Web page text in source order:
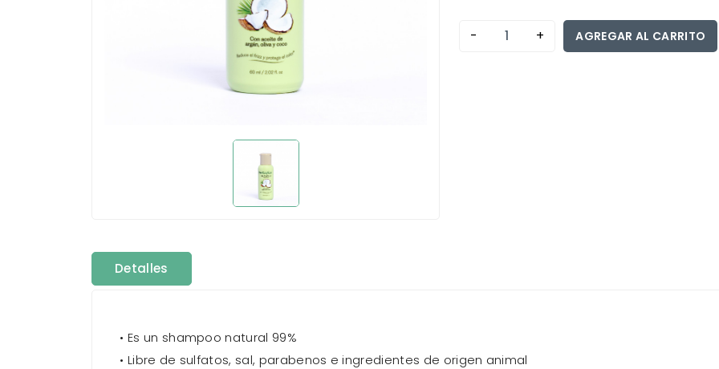
- + AGREGAR AL CARRITO
Detalles
• Es un shampoo natural 99%
• Libre de sulfatos, sal, parabenos e ingredientes de origen animal